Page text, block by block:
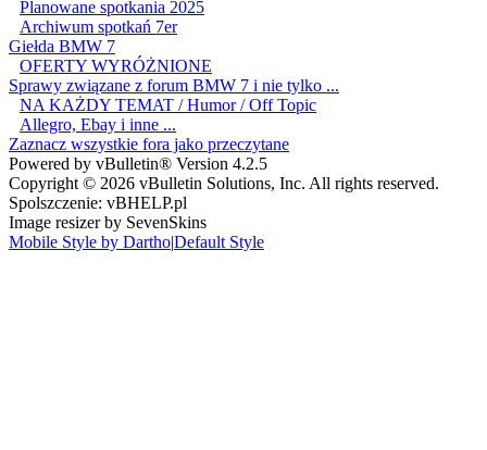
Planowane spotkania 2025
Archiwum spotkań 7er
Giełda BMW 7
OFERTY WYRÓŻNIONE
Sprawy związane z forum BMW 7 i nie tylko ...
NA KAŻDY TEMAT / Humor / Off Topic
Allegro, Ebay i inne ...
Zaznacz wszystkie fora jako przeczytane
Powered by vBulletin® Version 4.2.5
Copyright © 2026 vBulletin Solutions, Inc. All rights reserved.
Spolszczenie: vBHELP.pl
Image resizer by SevenSkins
Mobile Style by Dartho|Default Style